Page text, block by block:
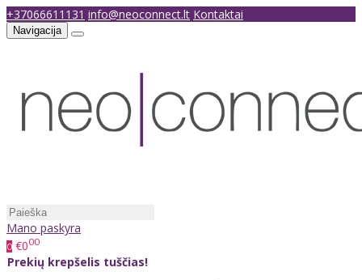
+37066611131 info@neoconnect.lt Kontaktai
Navigacija
Mano paskyra
0 €000
Prekių krepšelis tuščias!